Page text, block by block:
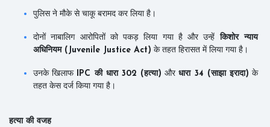
पुलिस ने मौके से चाकू बरामद कर लिया है।
दोनों नाबालिग आरोपितों को पकड़ लिया गया है और उन्हेंकिशोर न्याय
अधिनियम (Juvenile Justice Act) के तहत हिरासत में लिया गया है।
उनके खिलाफ IPC की धारा 302 (हत्या) औरधारा 34 (साझा इरादा) के
तहत केस दर्ज किया गया है।
हत्या की वजह